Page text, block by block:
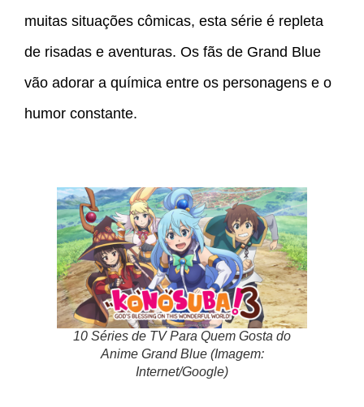
muitas situações cômicas, esta série é repleta
de risadas e aventuras. Os fãs de Grand Blue
vão adorar a química entre os personagens e o
humor constante.
10 Séries de TV Para Quem Gosta do
Anime Grand Blue (Imagem:
Internet/Google)